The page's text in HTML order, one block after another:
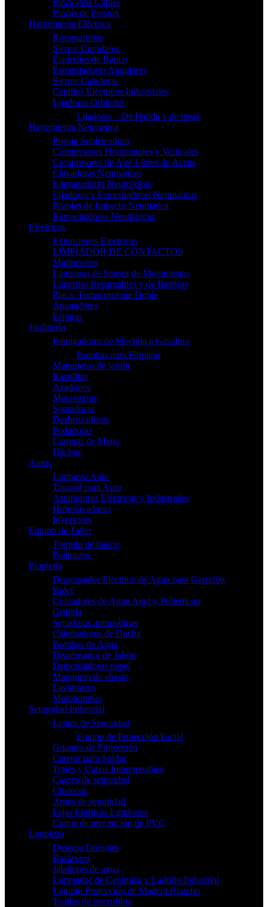
Pinza Pela Cables
Pinzas de Presión
Herramienta Eléctrica
Rotomartillos
Sierras Circulares
Esmeriles de Banco
Esmeriladoras Angulares
Sierras Caladoras
Cepillos Eléctricos Industriales
Lijadoras Orbitales
Lijadoras – De Banda y de mesa
Herramienta Neumatica
Pistola Sopleteadora
Compresores Horizontales y Verticales
Compresores de Aire Libres de Aceite
Clavadoras Neumáticas
Engrapadoras Neumáticas
Lijadoras y Esmeriladoras Neumáticas
Pistolas de Impacto Neumática
Remachadoras Neumáticas
Eléctricos
Extensiones Electricas
LIMPIADOR DE CONTACTOS
Multímetros
Lamparas de Sensor de Movimiento
Linternas Recargables y de Baterías
Placa/ Tomacorriente Doble
Apagadores
Espigas
Jardinería
Fumigadores de Mochila a Gasolina
Bombas para Fumigar
Mangueras de jardín
Rastrillos
Azadones
Motosierras
Sopladoras
Desbrozadoras
Podadoras
Carretas de Mano
Hachas
Autos
Limpieza Auto
Tapasol para Auto
Aspiradoras Eléctricas y Industriales
Hidrolavadoras
Inversores
Equipo de Taller
Tornillo de banco
Polipastos
Plomería
Dispensador Eléctrico de Agua para Garrafón
Bidet
Contadores de Agua Arad y Polietileno
Grifería
Secadoras automáticas
Calentadores de Ducha
Bombas de Agua
Dispensador de Jabón
Dispensadores papel
Manguera de abasto
Lavatrastos
Motobombas
Seguridad Industrial
Lentes de Seguridad
Equipo de Protección Facial
Guantes de Protección
Caretas para Soldar
Trajes y Capas Impermeables
Cascos de seguridad
Chalecos
Arnés de seguridad
Fajas Elásticas Lumbares
Conos de precaución de PVC
Limpieza
Destapa Drenajes
Basureros
Jaladores de agua
Limpiador de Cerámica y Ladrillo Industrial
Liquido Protección de Madera Blandas
Toallas de microfibra